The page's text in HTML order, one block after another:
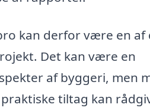
kan derfor være en af
Det kan være en
af byggeri, men
tiltag kan